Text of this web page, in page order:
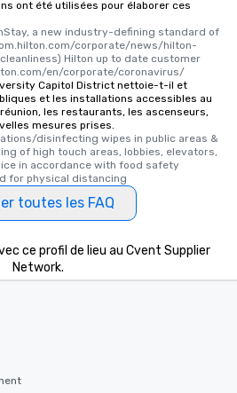
ont été utilisées pour élaborer ces
a new industry-defining standard of
corporate/news/hilton-
Hilton up to date customer
en/corporate/coronavirus/
Capitol District nettoie-t-il et
et les installations accessibles au
les restaurants, les ascenseurs,
mesures prises.
disinfecting wipes in public areas &
of high touch areas, lobbies, elevators,
in accordance with food safety
for physical distancing
toutes les FAQ
ce profil de lieu au Cvent Supplier
Network.